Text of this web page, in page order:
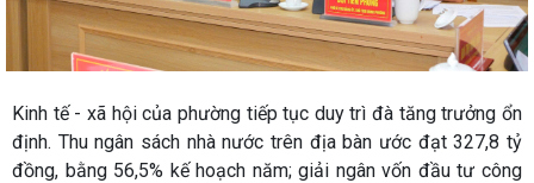
Kinh tế - xã hội của phường tiếp tục duy trì đà tăng trưởng ổn
định. Thu ngân sách nhà nước trên địa bàn ước đạt 327,8 tỷ
đồng, bằng 56,5% kế hoạch năm; giải ngân vốn đầu tư công